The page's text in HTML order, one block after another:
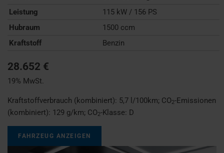
Leistung
115 kW / 156 PS
Hubraum
1500 ccm
Kraftstoff
Benzin
28.652 €
19% MwSt.
Kraftstoffverbrauch (kombiniert): 5,7 l/100km; CO2-Emissionen
(kombiniert): 129 g/km; CO2-Klasse: D
FAHRZEUG ANZEIGEN